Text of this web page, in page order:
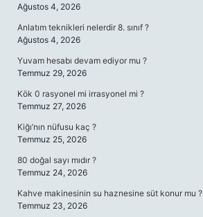
Ağustos 4, 2026
Anlatım teknikleri nelerdir 8. sınıf ?
Ağustos 4, 2026
Yuvam hesabı devam ediyor mu ?
Temmuz 29, 2026
Kök 0 rasyonel mi irrasyonel mi ?
Temmuz 27, 2026
Kiğı’nın nüfusu kaç ?
Temmuz 25, 2026
80 doğal sayı mıdır ?
Temmuz 24, 2026
Kahve makinesinin su haznesine süt konur mu ?
Temmuz 23, 2026